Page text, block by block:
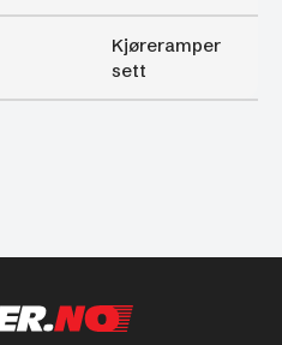
Kjøreramper
sett